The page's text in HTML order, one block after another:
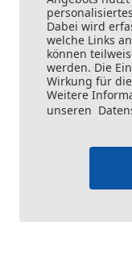
Dabei wird
welche Links
können
werden. Die
Wirkung für
Weitere
unseren